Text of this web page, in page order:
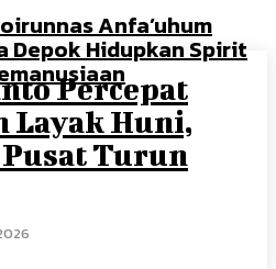
Anfa’uhum
Depok Hidupkan Spirit
Percepat
Layak Huni,
Turun